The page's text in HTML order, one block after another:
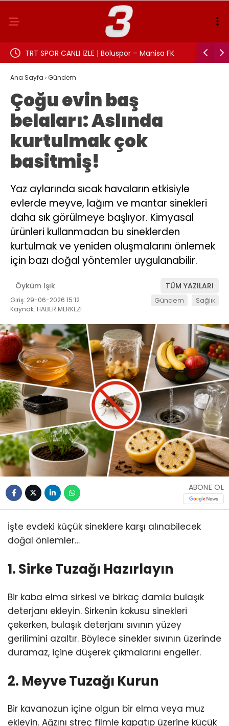
TRT SPOR CANLI İZLE | Boluspor – Manisa FK
maçı canlı yayın frekans ve izleme linki
Aslı
Ana Sayfa ›Gündem
Çoğu evin baş
belaları: Aslında
kurtulmak çok
basitmiş!
Yaz aylarında sıcak havaların etkisiyle
evlerde meyve, lağım ve mantar sinekleri
daha sık görülmeye başlıyor. Kimyasal
ürünleri kullanmadan bu sineklerden
kurtulmak ve yeniden oluşmalarını önlemek
için bazı doğal yöntemler uygulanabilir.
Öyküm Işık TÜM YAZILARI
Giriş: 29-06-2026 15:12
Kaynak: HABER MERKEZI
Gündem Sağlık
ABONE OL
İşte evdeki küçük sineklere karşı alınabilecek
doğal önlemler…
1. Sirke Tuzağı Hazırlayın
Bir kaba elma sirkesi ve birkaç damla bulaşık
deterjanı ekleyin. Sirkenin kokusu sinekleri
çekerken, bulaşık deterjanı sıvının yüzey
gerilimini azaltır. Böylece sinekler sıvının üzerinde
duramaz, içine düşerek çıkmalarını engeller.
2. Meyve Tuzağı Kurun
Bir kavanozun içine olgun bir elma veya muz
ekleyin. Ağzını streç filmle kapatıp üzerine küçük